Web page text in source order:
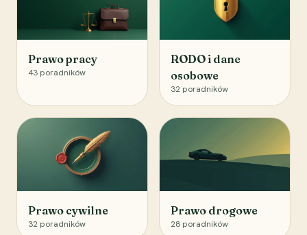
Prawo pracy
43 poradników
RODO i dane
osobowe
32 poradników
Prawo cywilne
32 poradników
Prawo drogowe
28 poradników